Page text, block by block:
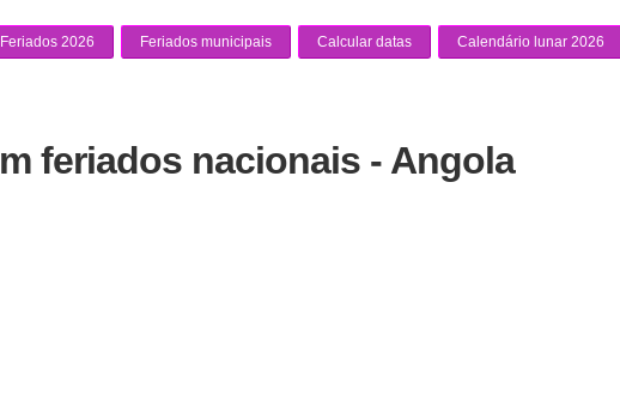
Feriados 2026 Feriados municipais Calcular datas Calendário lunar 2026
feriados nacionais - Angola